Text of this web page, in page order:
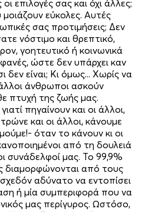
επιλογές σας και όχι άλλες;
εύκολες. Αυτές
σας προτιμήσεις; Δεν
νόστιμο και θρεπτικό,
γοητευτικό ή κοινωνικά
ώστε δεν υπάρχει καν
δεν είναι; Κι όμως... Χωρίς να
άνθρωποι ασκούν
πτυχή της ζωής μας.
πηγαίνουν και οι άλλοι,
και οι άλλοι, κάνουμε
όταν το κάνουν κι οι
από τη δουλειά
συνάδελφοί μας. Το 99,9%
από τους
αδύνατο να εντοπίσει
ή μία συμπεριφορά που να
μας περίγυρος. Ωστόσο,